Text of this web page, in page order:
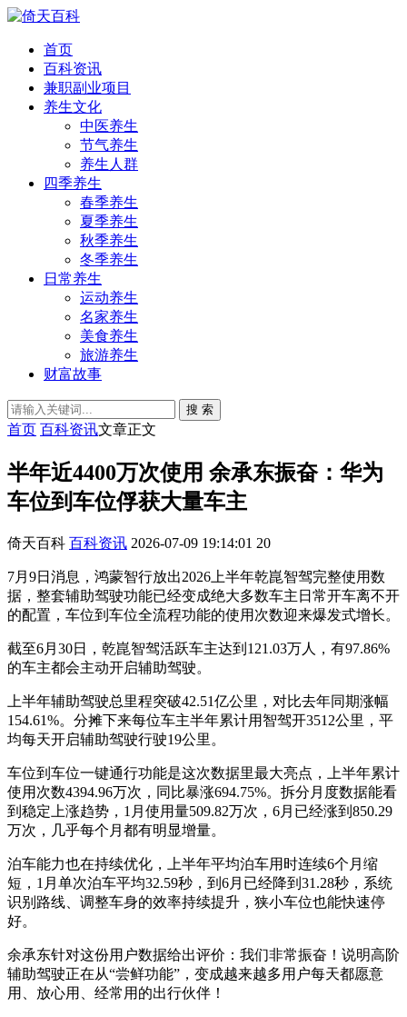
首页
百科资讯
兼职副业项目
养生文化
中医养生
节气养生
养生人群
四季养生
春季养生
夏季养生
秋季养生
冬季养生
日常养生
运动养生
名家养生
美食养生
旅游养生
财富故事
搜 索
首页 百科资讯文章正文
半年近4400万次使用 余承东振奋：华为
车位到车位俘获大量车主
倚天百科 百科资讯 2026-07-09 19:14:01 20
7月9日消息，鸿蒙智行放出2026上半年乾崑智驾完整使用数
据，整套辅助驾驶功能已经变成绝大多数车主日常开车离不开
的配置，车位到车位全流程功能的使用次数迎来爆发式增长。
截至6月30日，乾崑智驾活跃车主达到121.03万人，有97.86%
的车主都会主动开启辅助驾驶。
上半年辅助驾驶总里程突破42.51亿公里，对比去年同期涨幅
154.61%。分摊下来每位车主半年累计用智驾开3512公里，平
均每天开启辅助驾驶行驶19公里。
车位到车位一键通行功能是这次数据里最大亮点，上半年累计
使用次数4394.96万次，同比暴涨694.75%。拆分月度数据能看
到稳定上涨趋势，1月使用量509.82万次，6月已经涨到850.29
万次，几乎每个月都有明显增量。
泊车能力也在持续优化，上半年平均泊车用时连续6个月缩
短，1月单次泊车平均32.59秒，到6月已经降到31.28秒，系统
识别路线、调整车身的效率持续提升，狭小车位也能快速停
好。
余承东针对这份用户数据给出评价：我们非常振奋！说明高阶
辅助驾驶正在从“尝鲜功能”，变成越来越多用户每天都愿意
用、放心用、经常用的出行伙伴！